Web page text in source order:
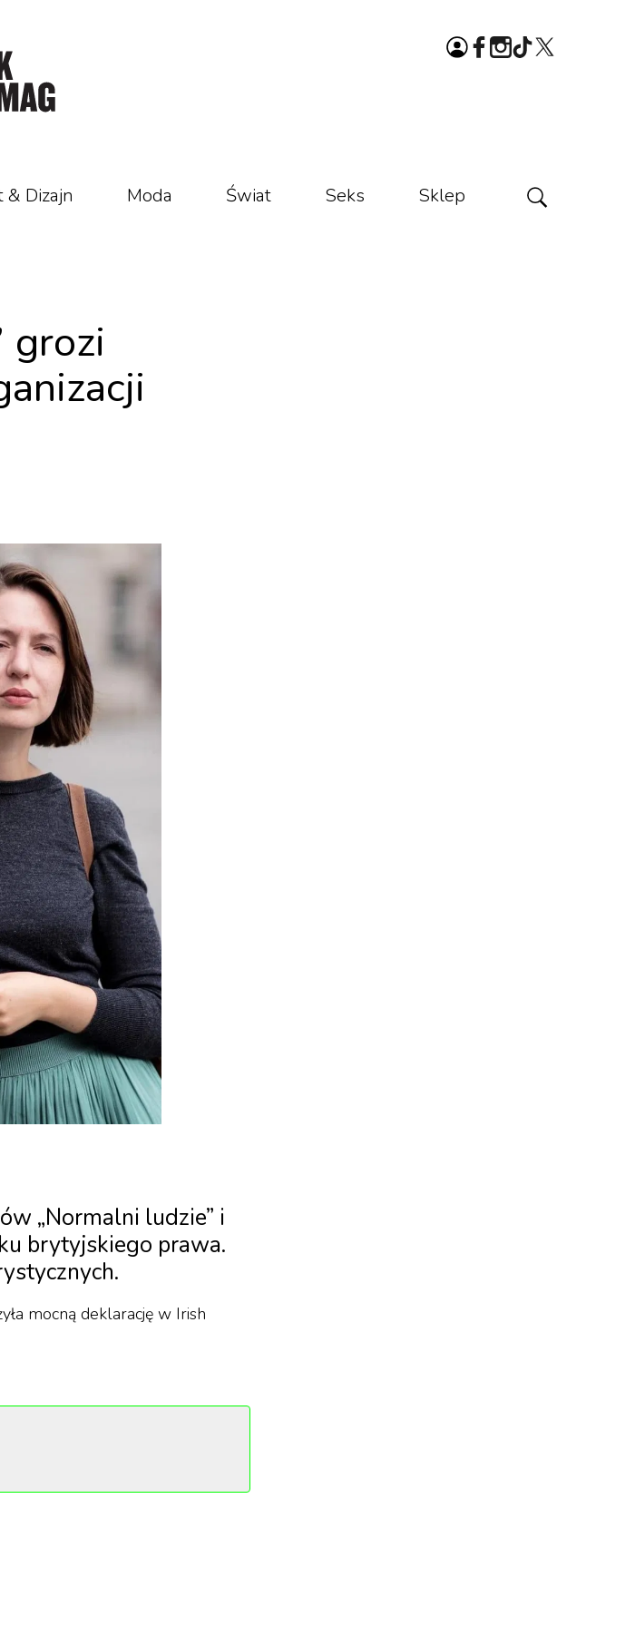
& Dizajn Moda Świat Seks Sklep
grozi
„Normalni ludzie” i
brytyjskiego prawa.
mocną deklarację w Irish
latach brytyjski nadawca